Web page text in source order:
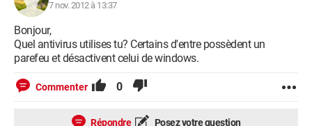
7 nov. 2012 à 13:37
Bonjour,
Quel antivirus utilises tu? Certains d'entre possèdent un
parefeu et désactivent celui de windows.
Commenter 0
Répondre Posez votre question